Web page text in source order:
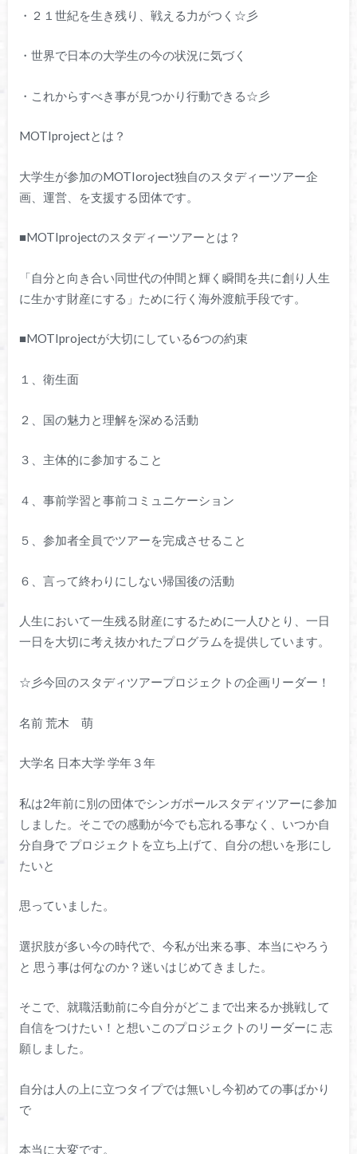
・２１世紀を生き残り、戦える力がつく☆彡
・世界で日本の大学生の今の状況に気づく
・これからすべき事が見つかり行動できる☆彡
MOTIprojectとは？
大学生が参加のMOTIoroject独自のスタディーツアー企
画、運営、を支援する団体です。
■MOTIprojectのスタディーツアーとは？
「自分と向き合い同世代の仲間と輝く瞬間を共に創り人生
に生かす財産にする」ために行く海外渡航手段です。
■MOTIprojectが大切にしている6つの約束
１、衛生面
２、国の魅力と理解を深める活動
３、主体的に参加すること
４、事前学習と事前コミュニケーション
５、参加者全員でツアーを完成させること
６、言って終わりにしない帰国後の活動
人生において一生残る財産にするために一人ひとり、一日
一日を大切に考え抜かれたプログラムを提供しています。
☆彡今回のスタディツアープロジェクトの企画リーダー！
名前 荒木 萌
大学名 日本大学 学年３年
私は2年前に別の団体でシンガポールスタディツアーに参加
しました。そこでの感動が今でも忘れる事なく、いつか自
分自身で プロジェクトを立ち上げて、自分の想いを形にし
たいと
思っていました。
選択肢が多い今の時代で、今私が出来る事、本当にやろう
と 思う事は何なのか？迷いはじめてきました。
そこで、就職活動前に今自分がどこまで出来るか挑戦して
自信をつけたい！と想いこのプロジェクトのリーダーに 志
願しました。
自分は人の上に立つタイプでは無いし今初めての事ばかり
で
本当に大変です。